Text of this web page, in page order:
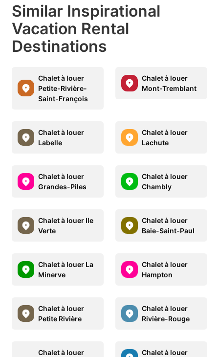
Similar Inspirational
Vacation Rental
Destinations
Chalet à louer
Petite-Rivière-
Saint-François
Chalet à louer
Mont-Tremblant
Chalet à louer
Labelle
Chalet à louer
Lachute
Chalet à louer
Grandes-Piles
Chalet à louer
Chambly
Chalet à louer Ile
Verte
Chalet à louer
Baie-Saint-Paul
Chalet à louer La
Minerve
Chalet à louer
Hampton
Chalet à louer
Petite Rivière
Chalet à louer
Rivière-Rouge
Chalet à louer
Chalet à louer